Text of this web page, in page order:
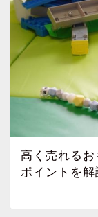
高く売れる
ポイントを解